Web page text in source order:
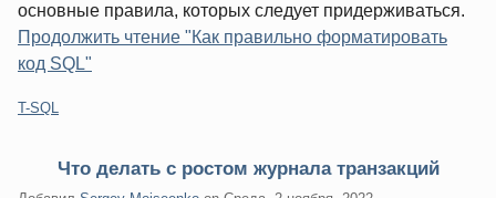
основные правила, которых следует придерживаться.
Продолжить чтение "Как правильно форматировать
код SQL"
Категории:
T-SQL
Что делать с ростом журнала транзакций